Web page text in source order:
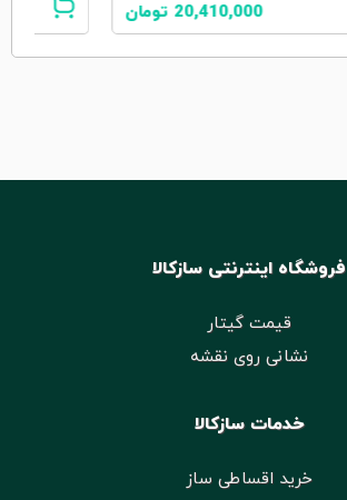
20,410,000 تومان
فروشگاه اینترنتی سازکالا
قیمت گیتار
نشانی روی نقشه
خدمات سازکالا
خرید اقساطی ساز